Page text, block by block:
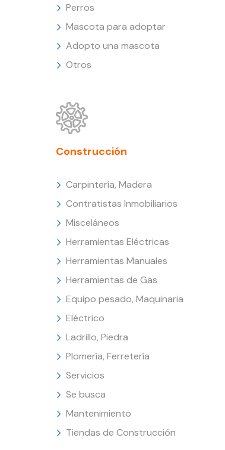
Perros
Mascota para adoptar
Adopto una mascota
Otros
Construcción
Carpintería, Madera
Contratistas Inmobiliarios
Misceláneos
Herramientas Eléctricas
Herramientas Manuales
Herramientas de Gas
Equipo pesado, Maquinaria
Eléctrico
Ladrillo, Piedra
Plomería, Ferretería
Servicios
Se busca
Mantenimiento
Tiendas de Construcción